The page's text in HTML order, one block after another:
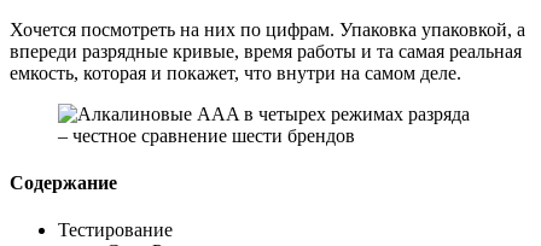
Хочется посмотреть на них по цифрам. Упаковка упаковкой, а
впереди разрядные кривые, время работы и та самая реальная
емкость, которая и покажет, что внутри на самом деле.
Содержание
Тестирование